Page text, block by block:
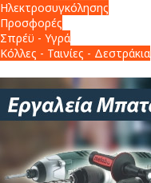
Ηλεκτροσυγκόλησης
Προσφορές
Σπρέϋ - Υγρά
Κόλλες - Ταινίες - Δεστράκια